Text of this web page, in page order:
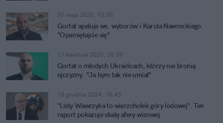
30 maja 2025, 10:36
Gortat apeluje ws. wyborów i Karola Nawrockiego.
"Opamiętajcie się"
17 kwietnia 2025, 20:59
Gortat o młodych Ukraińcach, którzy nie bronią
ojczyzny. "Ja bym tak nie umiał"
18 grudnia 2024, 18:43
"Listy Wawrzyka to wierzchołek góry lodowej". Ten
raport pokazuje skalę afery wizowej